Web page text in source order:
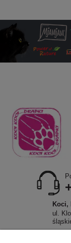
Koci,
ul.